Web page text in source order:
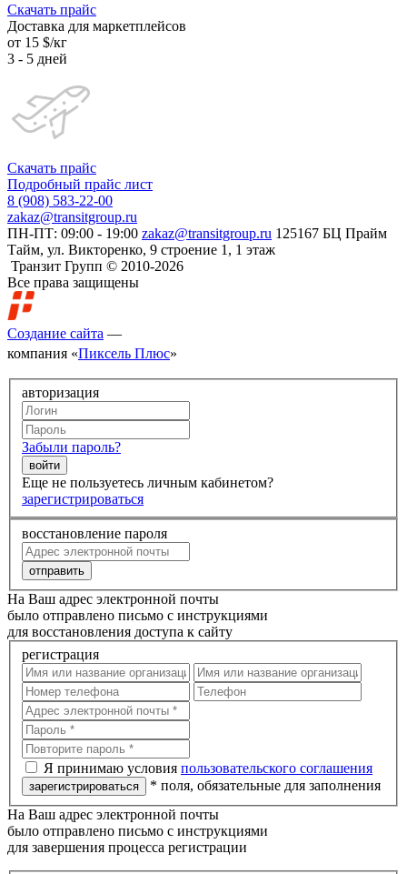
Скачать прайс
Доставка для маркетплейсов
от 15 $/кг
3 - 5 дней
Скачать прайс
Подробный прайс лист
8 (908) 583-22-00
zakaz@transitgroup.ru
ПН-ПТ: 09:00 - 19:00 zakaz@transitgroup.ru 125167 БЦ Прайм
Тайм, ул. Викторенко, 9 строение 1, 1 этаж
Транзит Групп © 2010-2026
Все права защищены
Создание сайта —
компания «Пиксель Плюс»
авторизация
Забыли пароль?
Еще не пользуетесь личным кабинетом?
зарегистрироваться
восстановление пароля
На Ваш адрес электронной почты
было отправлено письмо с инструкциями
для восстановления доступа к сайту
регистрация
Я принимаю условия пользовательского соглашения
* поля, обязательные для заполнения
На Ваш адрес электронной почты
было отправлено письмо с инструкциями
для завершения процесса регистрации